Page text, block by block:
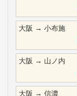
大阪 → 小布施
大阪 → 山ノ内
大阪 → 信濃